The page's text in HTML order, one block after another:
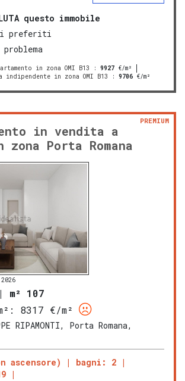
questo immobile
preferiti
problema
in zona OMI B13 : 9927 €/m²
indipendente in zona OMI B13 : 9706 €/m²
in vendita a
Porta Romana
PREMIUM
m² 107
8317 €/m²
RIPAMONTI, Porta Romana,
ascensore)
bagni: 2